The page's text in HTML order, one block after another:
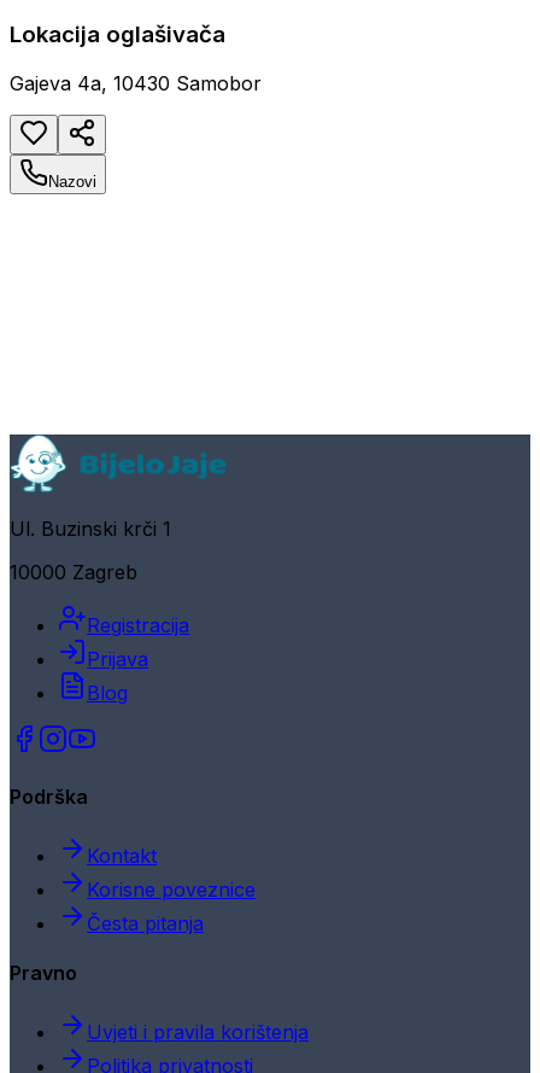
Lokacija oglašivača
Gajeva 4a, 10430 Samobor
Nazovi
Ul. Buzinski krči 1
10000 Zagreb
Registracija
Prijava
Blog
Podrška
Kontakt
Korisne poveznice
Česta pitanja
Pravno
Uvjeti i pravila korištenja
Politika privatnosti